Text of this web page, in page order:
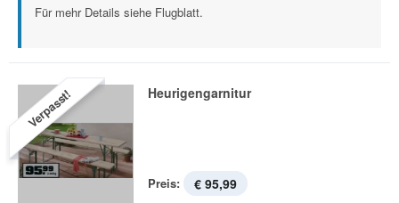
Für mehr Details siehe Flugblatt.
Verpasst! Heurigengarnitur
Preis: € 95,99